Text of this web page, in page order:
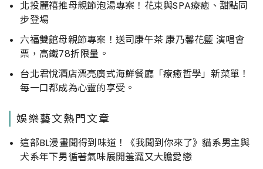
北投麗禧推母親節泡湯專案！花束與SPA療癒、甜點同
步登場
六福雙館母親節專案！送司康午茶 康乃馨花籃 演唱會
票，高鐵78折限量。
台北君悅酒店漂亮廣式海鮮餐廳「療癒哲學」新菜單！
每一口都成為心靈的享受。
娛樂藝文熱門文章
這部BL漫畫聞得到味道！《我聞到你來了》貓系男主與
犬系年下男循著氣味展開羞澀又大膽愛戀